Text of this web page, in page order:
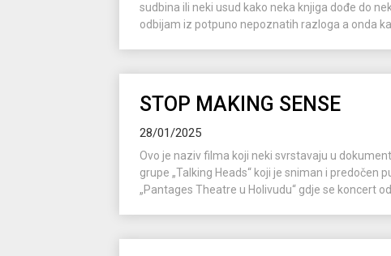
sudbina ili neki usud kako neka knjiga dođe do
odbijam iz potpuno nepoznatih razloga a onda
STOP MAKING SENSE
28/01/2025
Ovo je naziv filma koji neki svrstavaju u
grupe „Talking Heads“ koji je sniman i predočen
„Pantages Theatre u Holivudu“ gdje se koncert